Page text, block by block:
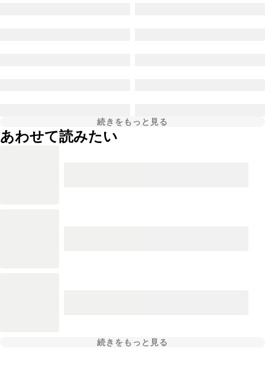
続きをもっと見る
あわせて読みたい
続きをもっと見る